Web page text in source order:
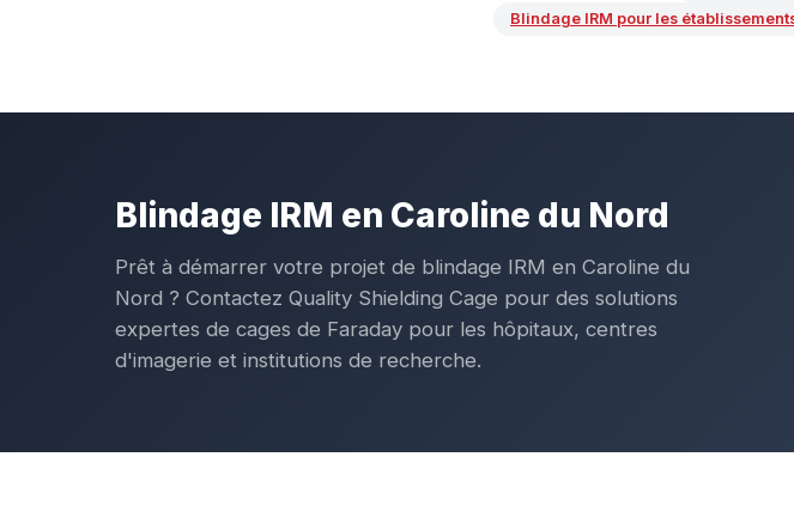
Blindage IRM pour les
Blindage IRM en Caroline du Nord
Prêt à démarrer votre projet de blindage IRM en Caroline du
Nord ? Contactez Quality Shielding Cage pour des solutions
expertes de cages de Faraday pour les hôpitaux, centres
d'imagerie et institutions de recherche.